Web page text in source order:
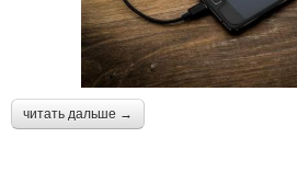
читать дальше →